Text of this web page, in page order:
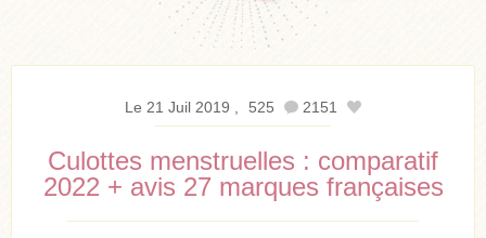
Le 21 Juil 2019 525 2151
Culottes menstruelles : comparatif
2022 + avis 27 marques françaises